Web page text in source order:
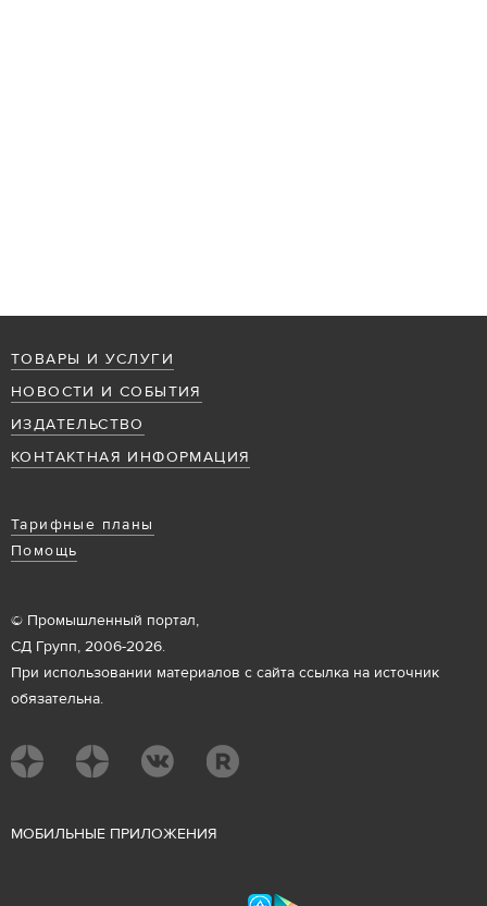
ТОВАРЫ И УСЛУГИ
НОВОСТИ И СОБЫТИЯ
ИЗДАТЕЛЬСТВО
КОНТАКТНАЯ ИНФОРМАЦИЯ
Тарифные планы
Помощь
© Промышленный портал,
СД Групп, 2006-2026.
При использовании материалов с сайта ссылка на источник
обязательна.
МОБИЛЬНЫЕ ПРИЛОЖЕНИЯ